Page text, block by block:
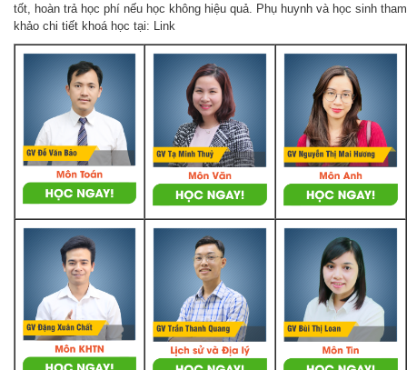
tốt, hoàn trả học phí nếu học không hiệu quả. Phụ huynh và học sinh tham
khảo chi tiết khoá học tại: Link